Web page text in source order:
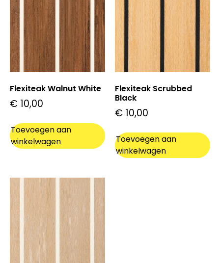
Flexiteak Walnut White
€ 10,00
Toevoegen aan
winkelwagen
Flexiteak Scrubbed
Black
€ 10,00
Toevoegen aan
winkelwagen